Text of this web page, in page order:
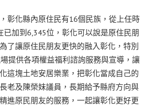
彰化縣內原住民有16個民族，從上任時
已加到6,345位，彰化可以說是原住民朋
了讓原住民朋友更快的融入彰化，特別
提供各項權益福利諮詢服務與宣導，讓
這塊土地安居樂業，把彰化當成自己的
老及陳榮妹議員，長期給予縣府方向與
進原民朋友的服務，一起讓彰化更好更